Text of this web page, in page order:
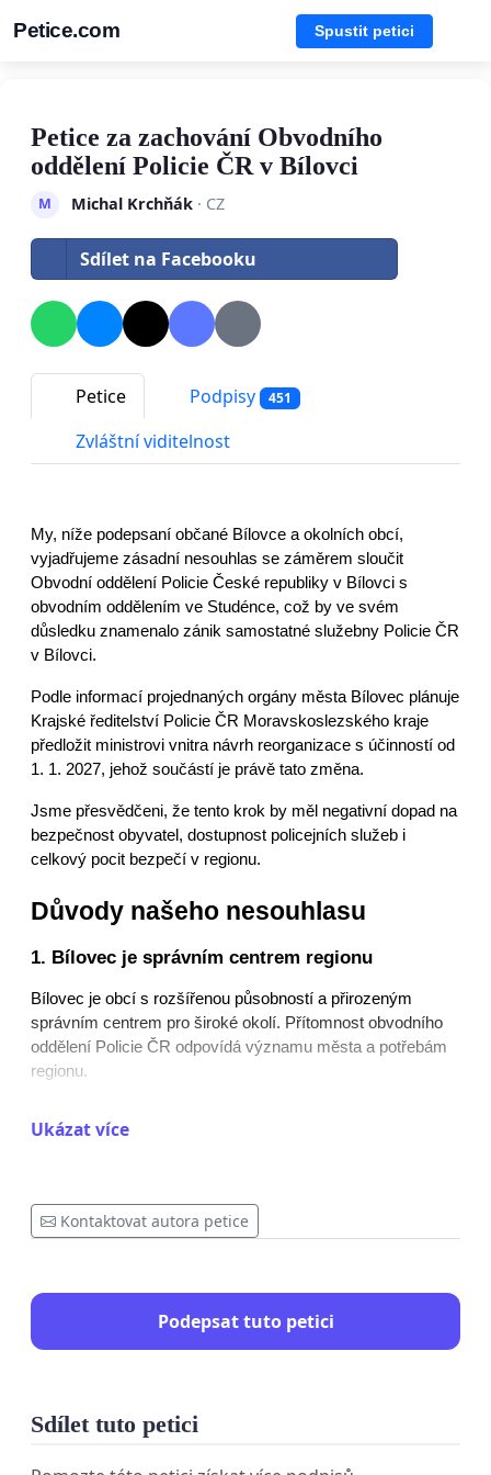
Petice.com Spustit petici
Petice za zachování Obvodního
oddělení Policie ČR v Bílovci
M Michal Krchňák· CZ
Sdílet na Facebooku
Petice Podpisy 451
Zvláštní viditelnost
My, níže podepsaní občané Bílovce a okolních obcí,
vyjadřujeme zásadní nesouhlas se záměrem sloučit
Obvodní oddělení Policie České republiky v Bílovci s
obvodním oddělením ve Studénce, což by ve svém
důsledku znamenalo zánik samostatné služebny Policie ČR
v Bílovci.
Podle informací projednaných orgány města Bílovec plánuje
Krajské ředitelství Policie ČR Moravskoslezského kraje
předložit ministrovi vnitra návrh reorganizace s účinností od
1. 1. 2027, jehož součástí je právě tato změna.
Jsme přesvědčeni, že tento krok by měl negativní dopad na
bezpečnost obyvatel, dostupnost policejních služeb i
celkový pocit bezpečí v regionu.
Důvody našeho nesouhlasu
1. Bílovec je správním centrem regionu
Bílovec je obcí s rozšířenou působností a přirozeným
správním centrem pro široké okolí. Přítomnost obvodního
oddělení Policie ČR odpovídá významu města a potřebám
regionu.
2. Zhoršení dostupnosti policie
může prodloužit reakční dobu při řešení mimořádných
situací.
Samotná fyzická přítomnost policejní služebny ve městě
má významný preventivní efekt a posiluje pocit bezpečí
4. Chybějící veřejně známé důvody reorganizace
Ukázat více
Kontaktovat autora petice
Podepsat tuto petici
Sdílet tuto petici